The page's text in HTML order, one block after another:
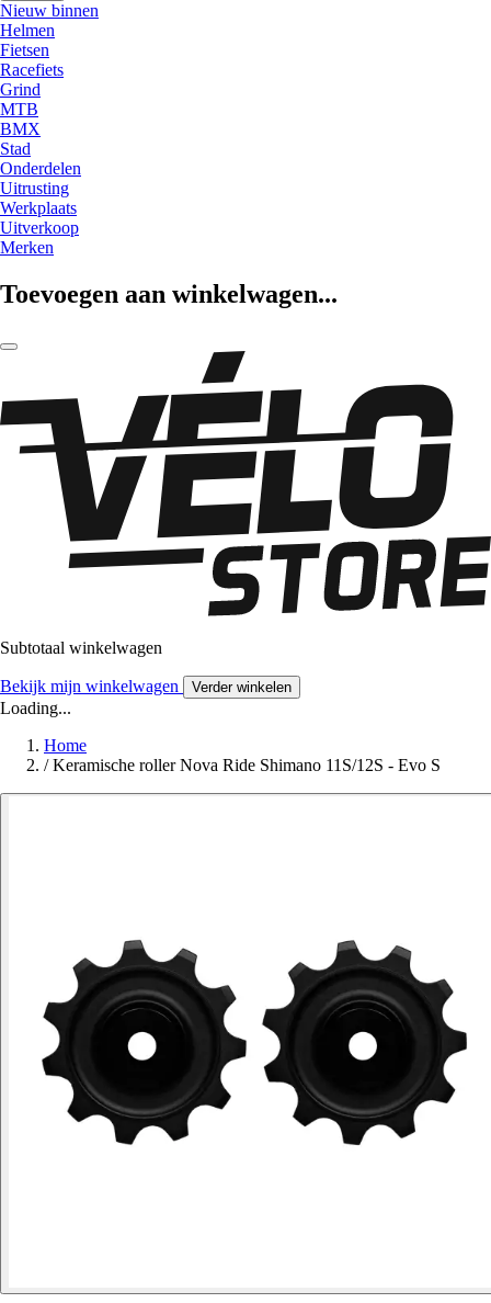
Nieuw binnen
Helmen
Fietsen
Racefiets
Grind
MTB
BMX
Stad
Onderdelen
Uitrusting
Werkplaats
Uitverkoop
Merken
Toevoegen aan winkelwagen...
Subtotaal winkelwagen
Bekijk mijn winkelwagen Verder winkelen
Loading...
Home
/ Keramische roller Nova Ride Shimano 11S/12S - Evo S